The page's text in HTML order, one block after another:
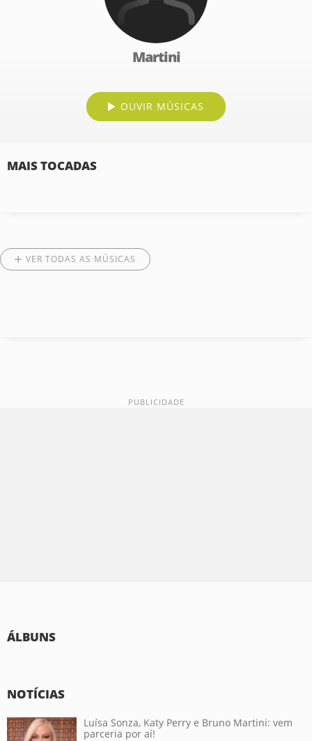
Martini
OUVIR MÚSICAS
MAIS TOCADAS
VER TODAS AS MÚSICAS
ÁLBUNS
NOTÍCIAS
Luísa Sonza, Katy Perry e Bruno Martini: vem
parceria por aí!